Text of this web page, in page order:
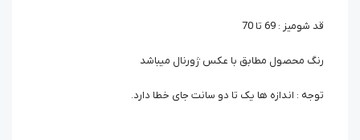
قد شومیز : 69 تا 70
رنگ محصول مطابق با عکس ژورنال میباشد
توجه : اندازه ها یک تا دو سانت جای خطا دارد.